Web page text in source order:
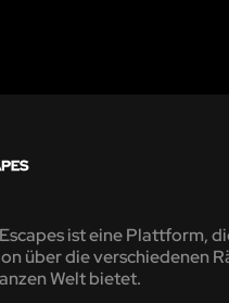
ist eine Plattform,
über die verschiedenen
Welt bietet.